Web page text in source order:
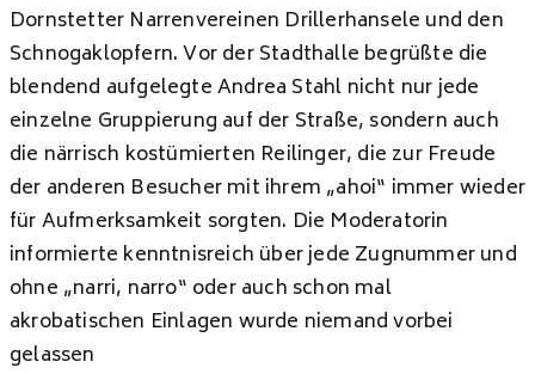
Dornstetter Narrenvereinen Drillerhansele und den
Schnogaklopfern. Vor der Stadthalle begrüßte die
blendend aufgelegte Andrea Stahl nicht nur jede
einzelne Gruppierung auf der Straße, sondern auch
die närrisch kostümierten Reilinger, die zur Freude
der anderen Besucher mit ihrem „ahoi“ immer wieder
für Aufmerksamkeit sorgten. Die Moderatorin
informierte kenntnisreich über jede Zugnummer und
ohne „narri, narro“ oder auch schon mal
akrobatischen Einlagen wurde niemand vorbei
gelassen